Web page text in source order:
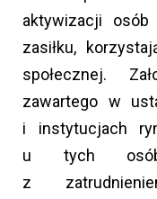
aktywizacji
zasiłku,
społecznej.
zawartego w
i instytucjach
u tych osób
z